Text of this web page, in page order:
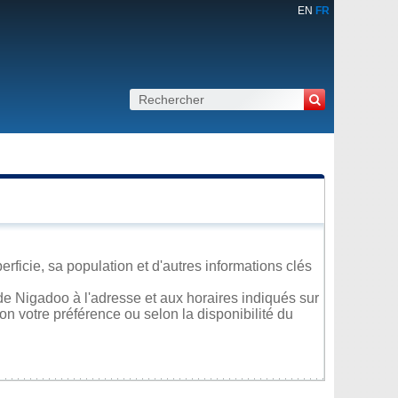
EN FR
sa population et d'autres informations clés
Nigadoo à l'adresse et aux horaires indiqués sur
votre préférence ou selon la disponibilité du